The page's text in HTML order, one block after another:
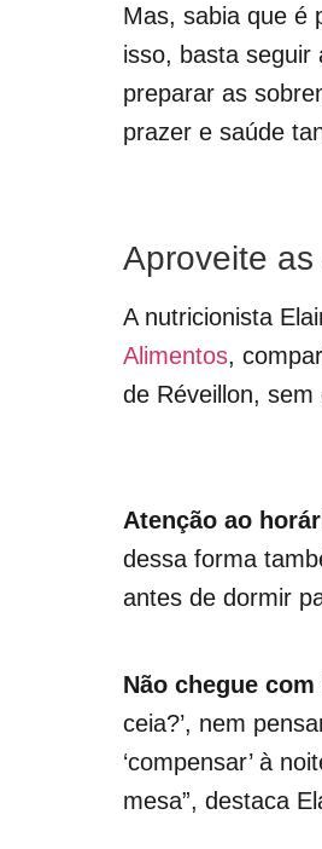
Mas, sabia que é
isso, basta seguir
preparar as
prazer e saúde
Aproveite
A nutricionista
Alimentos,
de Réveillon, sem
Atenção ao
dessa forma
antes de dormir
Não chegue
ceia?’, nem
‘compensar’ à
mesa”, destaca